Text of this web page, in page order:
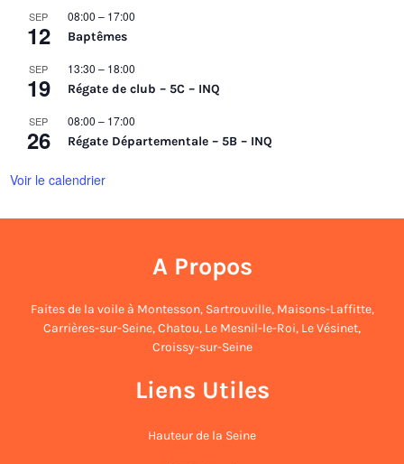
e
e
t
SEP
12
08:00 – 17:00
Baptêmes
SEP
19
13:30 – 18:00
Régate de club – 5C – INQ
SEP
26
08:00 – 17:00
Régate Départementale – 5B – INQ
Voir le calendrier
A Propos
Faites de la voile à Montesson, Sartrouville, Maisons-Laffitte,
Carrières-sur-Seine,Chatou, Le Mesnil-le-Roi, Le Vésinet,
Croissy-sur-Seine
Liens Utiles
Hauteur de la Seine